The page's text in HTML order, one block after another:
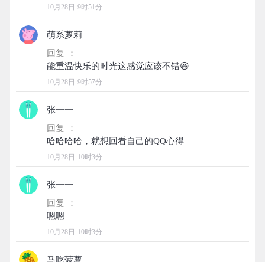
10月28日 9时51分
萌系萝莉
回复 ：
10月28日 9时57分
张一一
回复 ：
10月28日 10时3分
张一一
回复 ：
10月28日 10时3分
马吃菠萝